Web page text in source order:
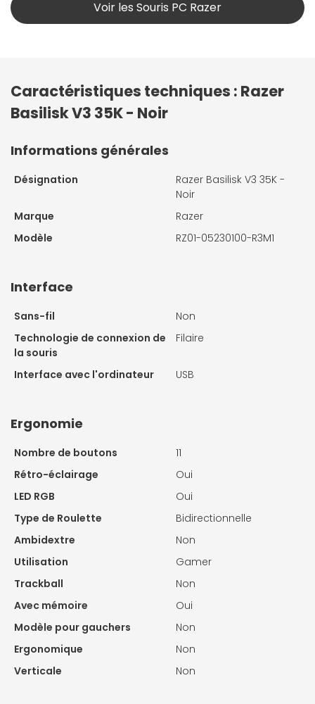
Voir les Souris PC Razer
Caractéristiques techniques : Razer
Basilisk V3 35K - Noir
Informations générales
Désignation
Razer Basilisk V3 35K -
Noir
Marque
Razer
Modèle
RZ01-05230100-R3M1
Interface
Sans-fil
Non
Technologie de connexion de
la souris
Filaire
Interface avec l'ordinateur USB
Ergonomie
Nombre de boutons
11
Rétro-éclairage
Oui
LED RGB
Oui
Type de Roulette
Bidirectionnelle
Ambidextre
Non
Utilisation
Gamer
Trackball
Non
Avec mémoire
Oui
Modèle pour gauchers
Non
Ergonomique
Non
Verticale
Non